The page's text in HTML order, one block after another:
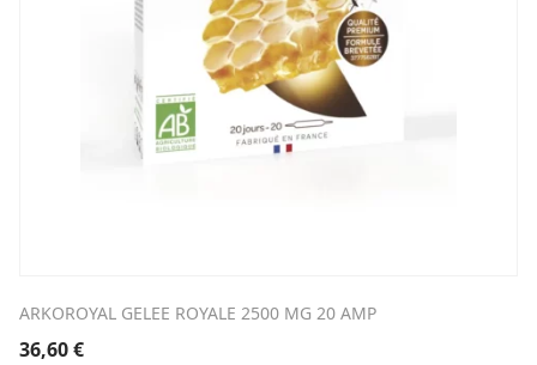
ARKOROYAL GELEE ROYALE 2500 MG 20 AMP
36,60€